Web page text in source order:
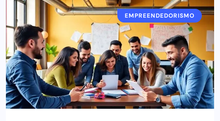
EMPREENDEDORISMO